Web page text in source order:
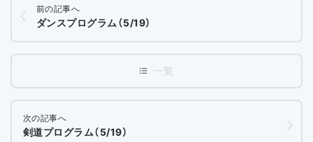
前の記事へ
ダンスプログラム（5/19）
次の記事へ
剣道プログラム（5/19）